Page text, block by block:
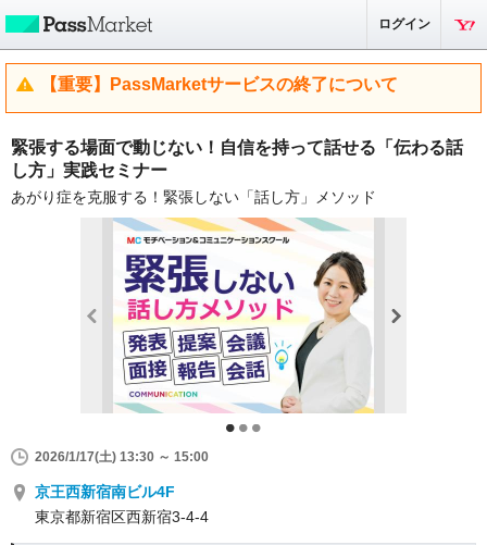
ログイン
【重要】PassMarketサービスの終了について
緊張する場面で動じない！自信を持って話せる「伝わる話
し方」実践セミナー
あがり症を克服する！緊張しない「話し方」メソッド
2026/1/17(土) 13:30 ～ 15:00
京王西新宿南ビル4F
東京都新宿区西新宿3-4-4